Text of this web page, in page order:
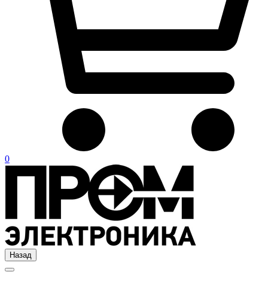
0
Назад